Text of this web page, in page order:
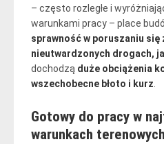
– często rozległe i
warunkami pracy – place
sprawność w poruszaniu się
nieutwardzonych drogach,
dochodzą duże obciążenia
wszechobecne błoto i kurz.
Gotowy do pracy w
warunkach terenowych